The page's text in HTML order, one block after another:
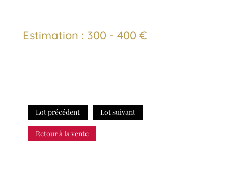
Estimation : 300 - 400 €
Lot précédent Lot suivant
Retour à la vente